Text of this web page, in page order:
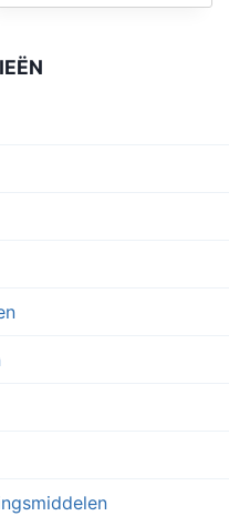
meerdere